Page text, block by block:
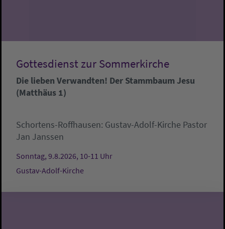
Gottesdienst zur Sommerkirche
Die lieben Verwandten! Der Stammbaum Jesu
(Matthäus 1)
Schortens-Roffhausen: Gustav-Adolf-Kirche Pastor
Jan Janssen
Sonntag, 9.8.2026, 10-11 Uhr
Gustav-Adolf-Kirche